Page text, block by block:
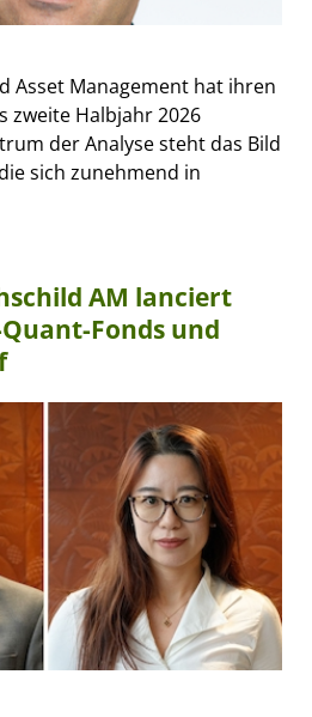
Asset Management hat ihren
zweite Halbjahr 2026
der Analyse steht das Bild
sich zunehmend in
AM lanciert
Fonds und